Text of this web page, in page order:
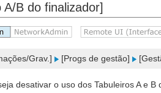
A/B do finalizador]
Grav.] [Progs de gestão]
desativar o uso dos Tabuleiros A e B